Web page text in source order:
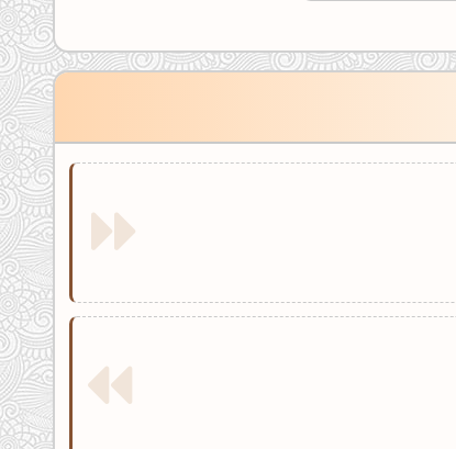
اصلاح نور و رنگ رندر خام با هوش مصنوعی 0